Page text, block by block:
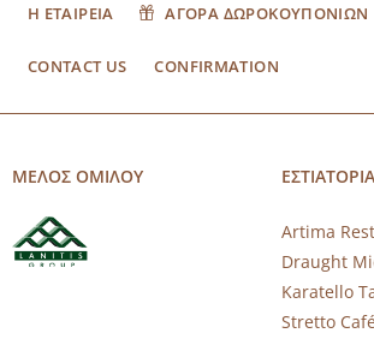
Η ΕΤΑΙΡΕΙΑ ΑΓΟΡΑ ΔΩΡΟΚΟΥΠΟΝΙΩΝ
CONTACT US CONFIRMATION
ΜΕΛΟΣ ΟΜΙΛΟΥ ΕΣΤΙΑΤΟΡΙΑ
Artima
Draught
Karatello
Stretto